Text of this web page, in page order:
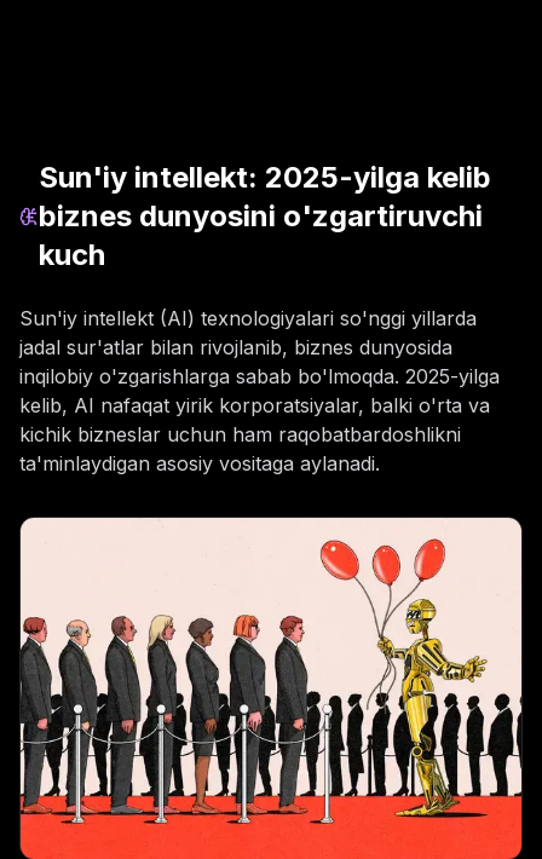
Sun'iy intellekt: 2025-yilga kelib
biznes dunyosini o'zgartiruvchi
kuch
Sun'iy intellekt (AI) texnologiyalari so'nggi yillarda
jadal sur'atlar bilan rivojlanib, biznes dunyosida
inqilobiy o'zgarishlarga sabab bo'lmoqda. 2025-yilga
kelib, AI nafaqat yirik korporatsiyalar, balki o'rta va
kichik bizneslar uchun ham raqobatbardoshlikni
ta'minlaydigan asosiy vositaga aylanadi.